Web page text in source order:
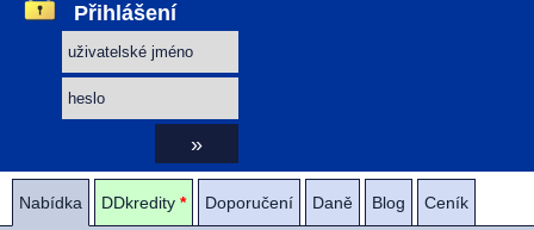
Přihlášení
Nabídka DDkredity * Doporučení Daně Blog Ceník